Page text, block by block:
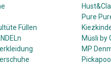
Füllen
Pure
Müsli by
MP